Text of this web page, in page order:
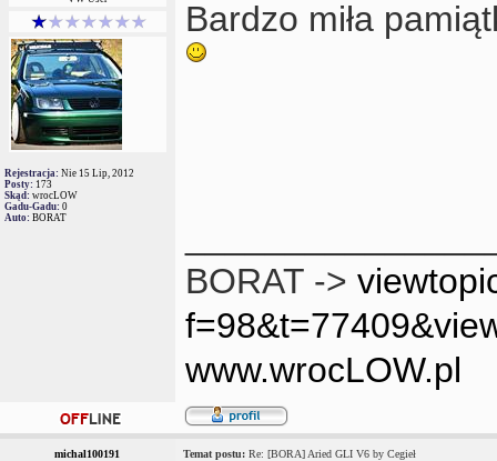
Rejestracja: Nie 15 Lip, 2012
Posty: 173
Skąd: wrocLOW
Gadu-Gadu: 0
Auto: BORAT
Bardzo miła
BORAT ->
www.wrocLOW.pl
michal100191 Temat postu: Re: [BORA] Aried GLI V6 by Cegieł